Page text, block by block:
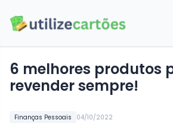
Finanças Pessoais 04/10/2022
6 melhores produtos
revender sempre!